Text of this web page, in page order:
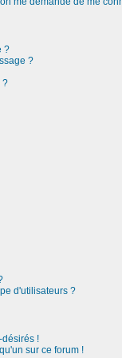
?
?
?
d'utilisateurs ?
!
sur ce forum !